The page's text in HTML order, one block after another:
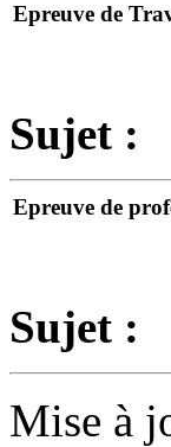
Epreuve de
Sujet :
Epreuve de
Sujet :
Mise à